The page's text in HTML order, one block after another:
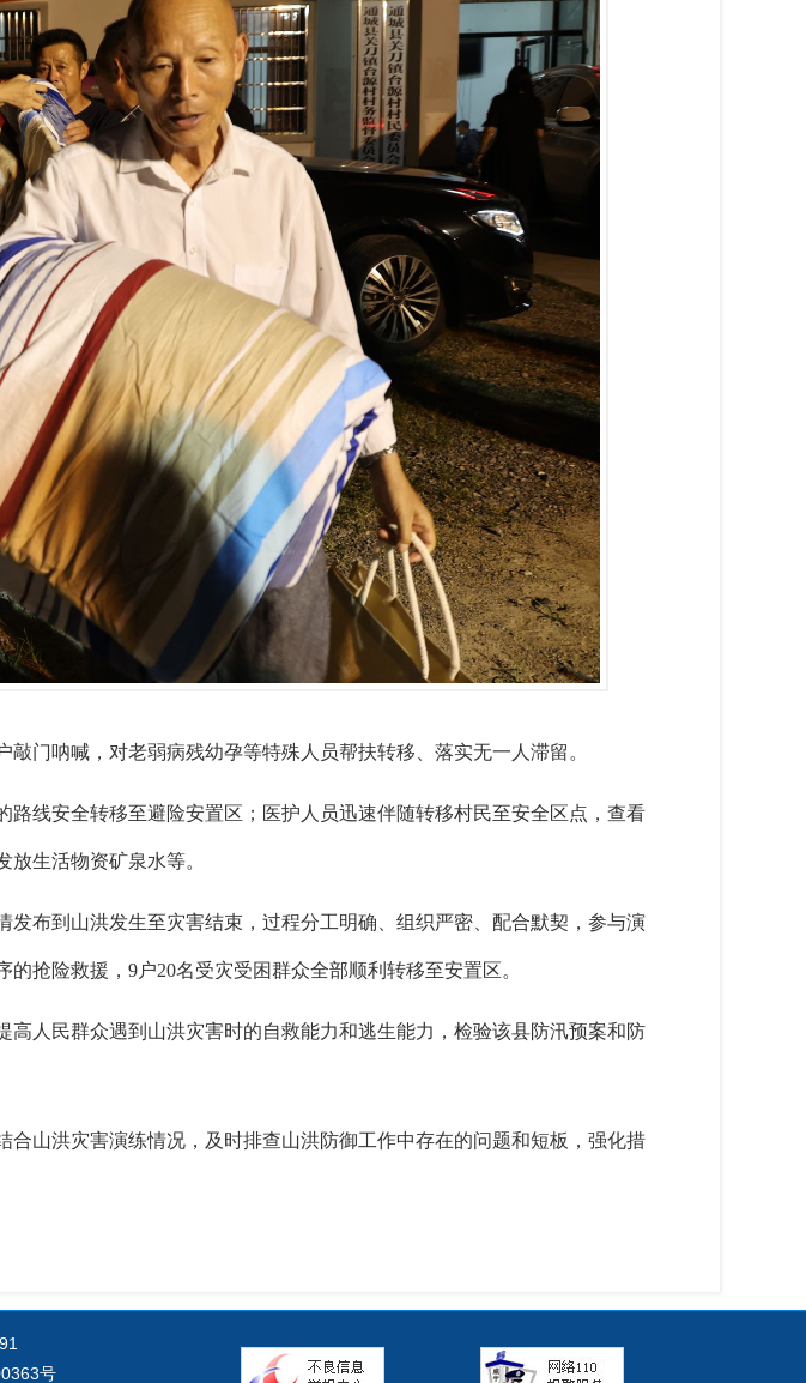
敲门呐喊，对老弱病残幼孕等特殊人员帮扶转移、落实无一人滞留。
线安全转移至避险安置区；医护人员迅速伴随转移村民至安全区点，查看
生活物资矿泉水等。
布到山洪发生至灾害结束，过程分工明确、组织严密、配合默契，参与演
抢险救援，9户20名受灾受困群众全部顺利转移至安置区。
人民群众遇到山洪灾害时的自救能力和逃生能力，检验该县防汛预案和防
山洪灾害演练情况，及时排查山洪防御工作中存在的问题和短板，强化措
号